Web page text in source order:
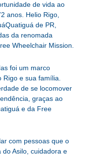
de vida ao
anos. Helio Rigo,
de PR,
da renomada
Wheelchair Mission.
foi um marco
e sua família.
de se locomover
graças ao
e da Free
com pessoas que o
Asilo, cuidadora e